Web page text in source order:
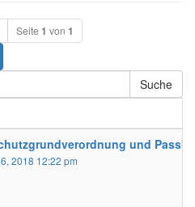
Seite 1 von 1
Suche
und
2018 12:22 pm